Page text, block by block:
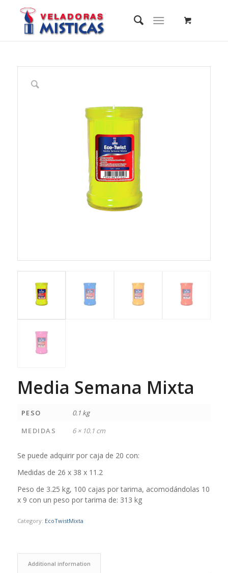
Media Semana Mixta
PESO
0.1 kg
MEDIDAS
6 × 10.1 cm
Se puede adquirir por caja de 20 con:
Medidas de 26 x 38 x 11.2
Peso de 3.25 kg, 100 cajas por tarima, acomodándolas 10
x 9 con un peso por tarima de: 313 kg
Category: EcoTwistMixta
Additional information